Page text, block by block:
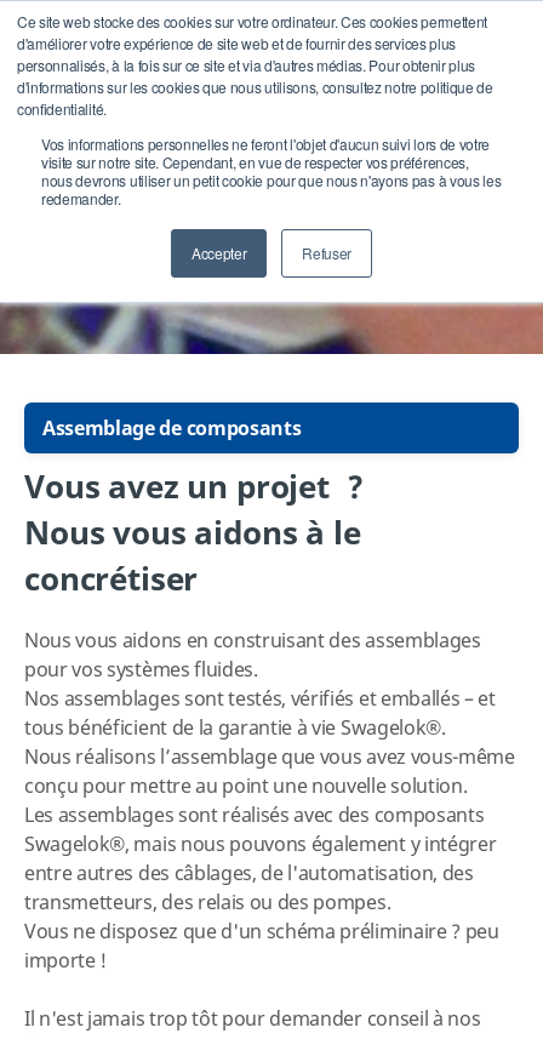
Ce site web stocke des cookies sur votre ordinateur. Ces cookies permettent
d'améliorer votre expérience de site web et de fournir des services plus
personnalisés, à la fois sur ce site et via d'autres médias. Pour obtenir plus
d'informations sur les cookies que nous utilisons, consultez notre politique de
confidentialité.
Vos informations personnelles ne feront l'objet d'aucun suivi lors de votre
visite sur notre site. Cependant, en vue de respecter vos préférences,
nous devrons utiliser un petit cookie pour que nous n'ayons pas à vous les
redemander.
Accepter Refuser
Open
Solutions sur mesures
Vous concevez ! Nous réalisons
Assemblage de composants
Vous avez un projet ?
Nous vous aidons à le
concrétiser
Nous vous aidons en construisant des assemblages
pour vos systèmes fluides.
Nos assemblages sont testés, vérifiés et emballés – et
tous bénéficient de la garantie à vie Swagelok®.
Nous réalisons l’assemblage que vous avez vous-même
conçu pour mettre au point une nouvelle solution.
Les assemblages sont réalisés avec des composants
Swagelok®, mais nous pouvons également y intégrer
entre autres des câblages, de l'automatisation, des
transmetteurs, des relais ou des pompes.
Vous ne disposez que d'un schéma préliminaire ? peu
importe !
Il n'est jamais trop tôt pour demander conseil à nos